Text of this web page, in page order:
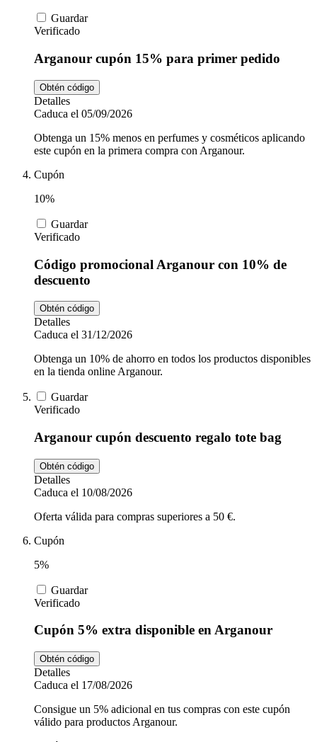
Guardar
Verificado
Arganour cupón 15% para primer pedido
Obtén código
Detalles
Caduca el 05/09/2026
Obtenga un 15% menos en perfumes y cosméticos aplicando
este cupón en la primera compra con Arganour.
Cupón
10%
Guardar
Verificado
Código promocional Arganour con 10% de
descuento
Obtén código
Detalles
Caduca el 31/12/2026
Obtenga un 10% de ahorro en todos los productos disponibles
en la tienda online Arganour.
Guardar
Verificado
Arganour cupón descuento regalo tote bag
Obtén código
Detalles
Caduca el 10/08/2026
Oferta válida para compras superiores a 50 €.
Cupón
5%
Guardar
Verificado
Cupón 5% extra disponible en Arganour
Obtén código
Detalles
Caduca el 17/08/2026
Consigue un 5% adicional en tus compras con este cupón
válido para productos Arganour.